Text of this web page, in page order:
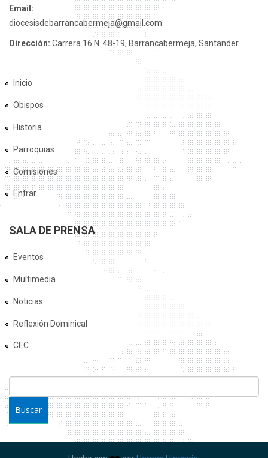
Email:
diocesisdebarrancabermeja@gmail.com
Dirección: Carrera 16 N. 48-19, Barrancabermeja, Santander.
Inicio
Obispos
Historia
Parroquias
Comisiones
Entrar
SALA DE PRENSA
Eventos
Multimedia
Noticias
Reflexión Dominical
CEC
FORMULARIO DE BÚSQUEDA